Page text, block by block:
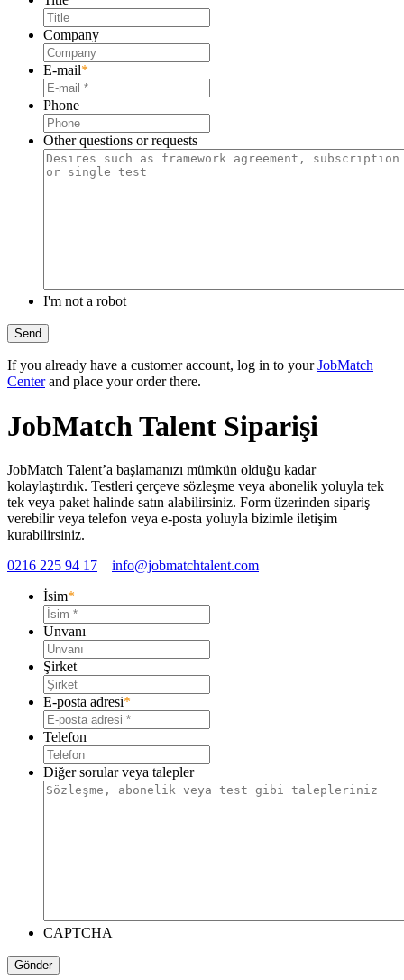
Company
E-mail*
Phone
Other questions or requests
I'm not a robot
Send
If you already have a customer account, log in to yourJobMatch
Centerand place your order there.
JobMatch Talent Siparişi
JobMatch Talent’a başlamanızı mümkün olduğu kadar
kolaylaştırdık. Testleri çerçeve sözleşme veya abonelik yoluyla tek
tek veya paket halinde satın alabilirsiniz. Form üzerinden sipariş
verebilir veya telefon veya e-posta yoluyla bizimle iletişim
kurabilirsiniz.
0216 225 94 17
info@jobmatchtalent.com
İsim*
Unvanı
Şirket
E-posta adresi*
Telefon
Diğer sorular veya talepler
CAPTCHA
Gönder